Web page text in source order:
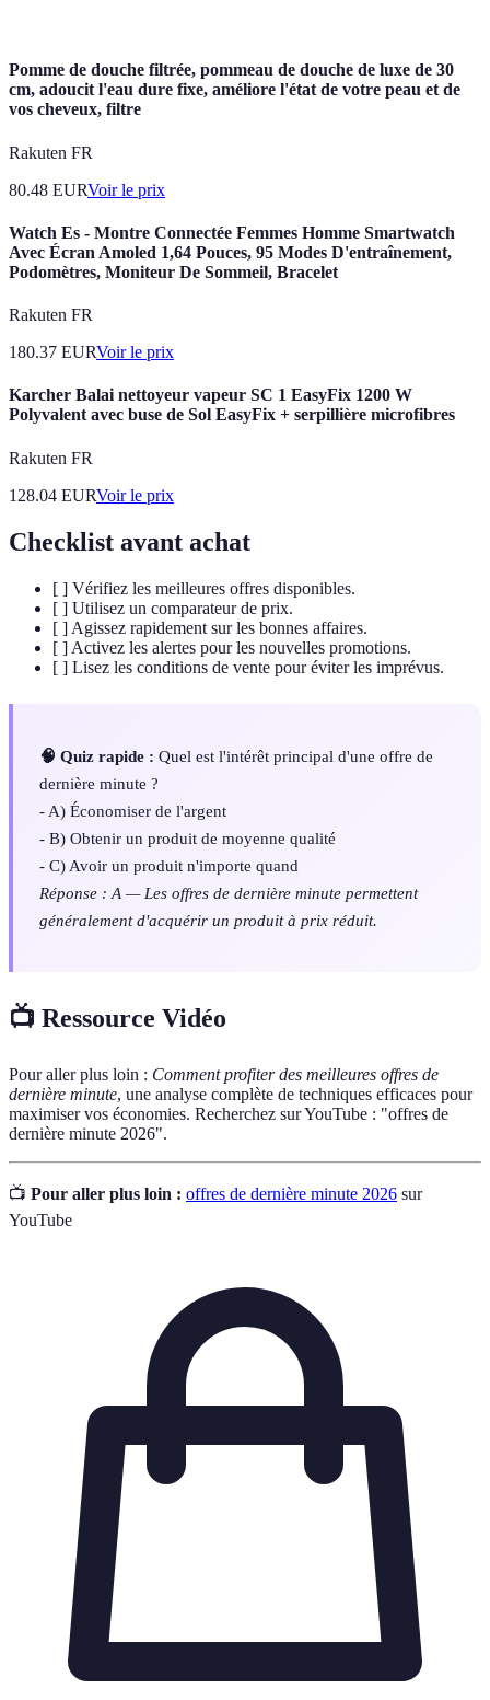
Pomme de douche filtrée, pommeau de douche de luxe de 30
cm, adoucit l'eau dure fixe, améliore l'état de votre peau et de
vos cheveux, filtre
Rakuten FR
80.48 EURVoir le prix
Watch Es - Montre Connectée Femmes Homme Smartwatch
Avec Écran Amoled 1,64 Pouces, 95 Modes D'entraînement,
Podomètres, Moniteur De Sommeil, Bracelet
Rakuten FR
180.37 EURVoir le prix
Karcher Balai nettoyeur vapeur SC 1 EasyFix 1200 W
Polyvalent avec buse de Sol EasyFix + serpillière microfibres
Rakuten FR
128.04 EURVoir le prix
Checklist avant achat
[ ] Vérifiez les meilleures offres disponibles.
[ ] Utilisez un comparateur de prix.
[ ] Agissez rapidement sur les bonnes affaires.
[ ] Activez les alertes pour les nouvelles promotions.
[ ] Lisez les conditions de vente pour éviter les imprévus.
🧠 Quiz rapide : Quel est l'intérêt principal d'une offre de
dernière minute ?
- A) Économiser de l'argent
- B) Obtenir un produit de moyenne qualité
- C) Avoir un produit n'importe quand
Réponse : A — Les offres de dernière minute permettent
généralement d'acquérir un produit à prix réduit.
📺 Ressource Vidéo
Pour aller plus loin : Comment profiter des meilleures offres de
dernière minute, une analyse complète de techniques efficaces pour
maximiser vos économies. Recherchez sur YouTube : "offres de
dernière minute 2026".
📺 Pour aller plus loin : offres de dernière minute 2026 sur
YouTube